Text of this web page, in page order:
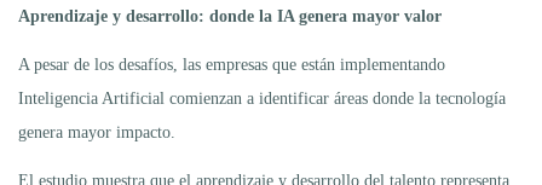
Aprendizaje y desarrollo: donde la IA genera mayor valor
A pesar de los desafíos, las empresas que están implementando
Inteligencia Artificial comienzan a identificar áreas donde la tecnología
genera mayor impacto.
El estudio muestra que el aprendizaje y desarrollo del talento representa